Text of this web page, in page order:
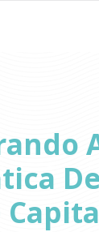
De